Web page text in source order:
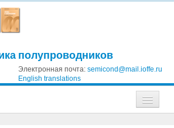
полупроводников
Электронная почта: semicond@mail.ioffe.ru
English translations